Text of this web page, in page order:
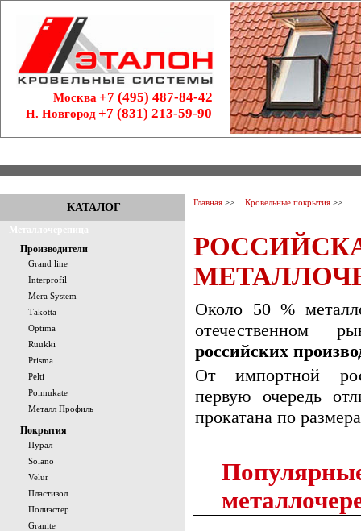
Москва +7 (495) 487-84-42
Н. Новгород+7 (831) 213-59-90
КАТАЛОГ
Производители
Grand line
Interprofil
Mera System
Тakotta
Optima
Ruukki
Prisma
Pelti
Poimukate
Металл Профиль
Покрытия
Пурал
Solano
Velur
Пластизол
Полиэстер
Granite
Главная >> Кровельные покрытия >>
Около 50 %
отечественном
российских
От импортной
первую очередь
прокатана по